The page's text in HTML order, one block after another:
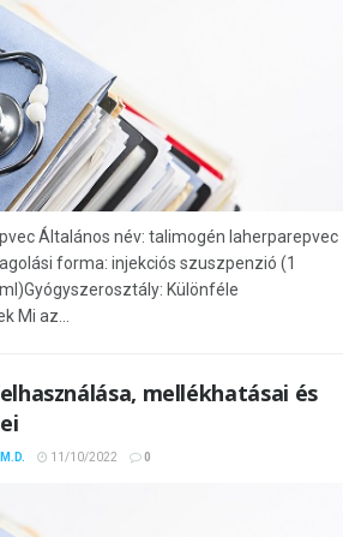
Általános név: talimogén laherparepvec
forma: injekciós szuszpenzió (1
Különféle
Mi az...
mellékhatásai és
11/10/2022 0